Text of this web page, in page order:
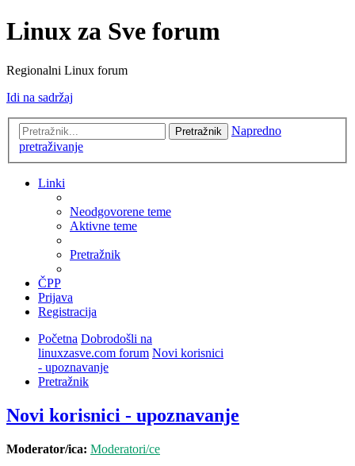
Linux za Sve forum
Regionalni Linux forum
Idi na sadržaj
Pretražnik
Napredno
pretraživanje
Linki
Neodgovorene teme
Aktivne teme
Pretražnik
ČPP
Prijava
Registracija
Početna Dobrodošli na
linuxzasve.com forum Novi korisnici
- upoznavanje
Pretražnik
Novi korisnici - upoznavanje
Moderator/ica: Moderatori/ce